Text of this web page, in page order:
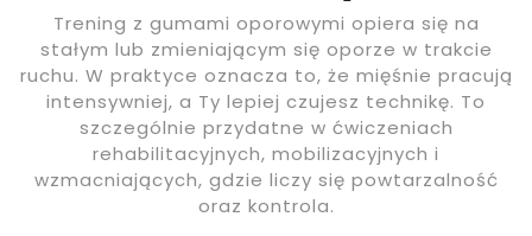
Trening z gumami oporowymi opiera się na
stałym lub zmieniającym się oporze w trakcie
ruchu. W praktyce oznacza to, że mięśnie pracują
intensywniej, a Ty lepiej czujesz technikę. To
szczególnie przydatne w ćwiczeniach
rehabilitacyjnych, mobilizacyjnych i
wzmacniających, gdzie liczy się powtarzalność
oraz kontrola.